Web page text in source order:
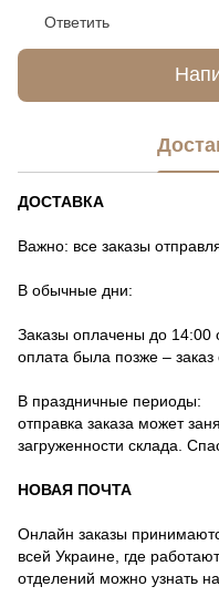
Ответить
ДОСТАВКА
Важно: все заказы
В обычные дни:
Заказы оплачены до 14:00
оплата была позже –
В праздничные периоды:
отправка заказа может
загруженности склада.
НОВАЯ ПОЧТА
Онлайн заказы
всей Украине, где
отделений можно узнать